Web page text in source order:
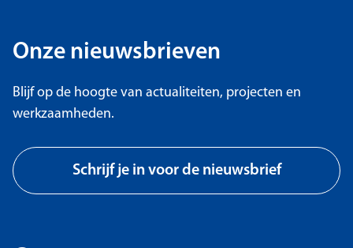
Onze nieuwsbrieven
Blijf op de hoogte van actualiteiten, projecten en
werkzaamheden.
Schrijf je in voor de nieuwsbrief